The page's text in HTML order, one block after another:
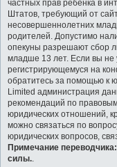
частных прав ребёнка в
Штатов, требующий от
несовершеннолетних
родителей. Допустимо
опекуны разрешают сбор
младше 13 лет. Если вы не
регистрирующемуся на
обратитесь за помощью к
Limited администрация
рекомендаций по
юридических отношений,
можно связаться по
юридических вопросов,
Примечание
силы..